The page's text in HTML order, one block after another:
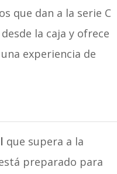
que dan a la serie C
la caja y ofrece
experiencia de
que supera a la
preparado para